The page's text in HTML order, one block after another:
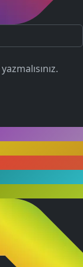
yazmalısınız.